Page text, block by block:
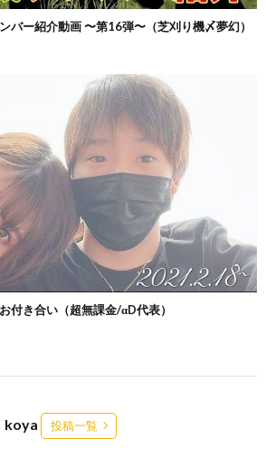
バー紹介動画 〜第16弾〜（芝刈り機〆夢幻）
付き合い（超無課金/αD代表）
koya 投稿一覧